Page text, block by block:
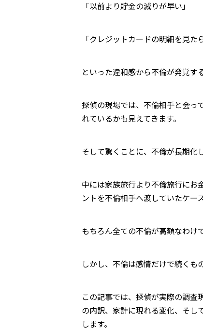
「以前より貯金の減りが早い」
「クレジットカードの明細を見た
といった違和感から不倫が発覚す
探偵の現場では、不倫相手と会っ
れているかも見えてきます。
そして驚くことに、不倫が長期化
中には家族旅行より不倫旅行にお
ントを不倫相手へ渡していたケー
もちろん全ての不倫が高額なわけ
しかし、不倫は感情だけで続くも
この記事では、探偵が実際の調査
の内訳、家計に現れる変化、そし
します。